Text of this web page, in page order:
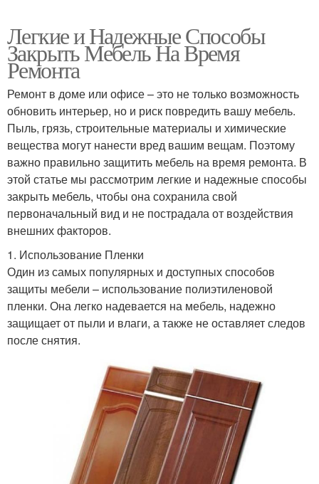
Легкие и Надежные Способы
Закрыть Мебель На Время
Ремонта
Ремонт в доме или офисе – это не только возможность
обновить интерьер, но и риск повредить вашу мебель.
Пыль, грязь, строительные материалы и химические
вещества могут нанести вред вашим вещам. Поэтому
важно правильно защитить мебель на время ремонта. В
этой статье мы рассмотрим легкие и надежные способы
закрыть мебель, чтобы она сохранила свой
первоначальный вид и не пострадала от воздействия
внешних факторов.
1. Использование Пленки
Один из самых популярных и доступных способов
защиты мебели – использование полиэтиленовой
пленки. Она легко надевается на мебель, надежно
защищает от пыли и влаги, а также не оставляет следов
после снятия.